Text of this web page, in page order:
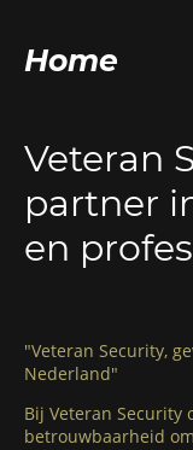
Home
Veteran
partner
en
"Veteran Security,
Nederland"
Bij Veteran Security
betrouwbaarheid